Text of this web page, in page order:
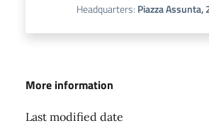
Headquarters: Piazza Assunta,
More information
Last modified date